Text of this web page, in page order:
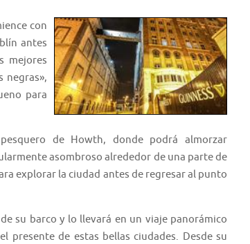
con
antes
mejores
negras»,
para
de Howth, donde podrá almorzar
asombroso alrededor de una parte de
explorar la ciudad antes de regresar al punto
su barco y lo llevará en un viaje panorámico
presente de estas bellas ciudades. Desde su